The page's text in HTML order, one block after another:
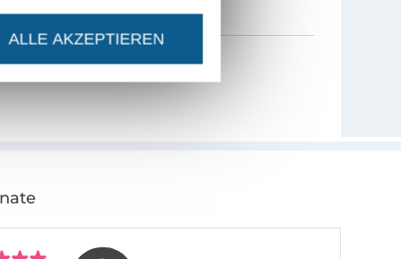
ALLE AKZEPTIEREN